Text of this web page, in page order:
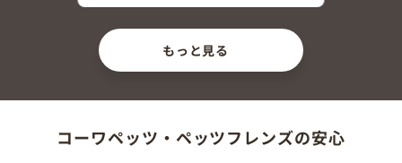
もっと見る
コーワペッツ・ペッツフレンズの安心